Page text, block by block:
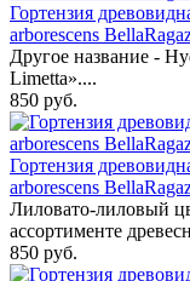
Гортензия
arborescens
Другое название -
Limetta»....
850 руб.
Гортензия
arborescens
Лиловато-лиловый
ассортименте
850 руб.